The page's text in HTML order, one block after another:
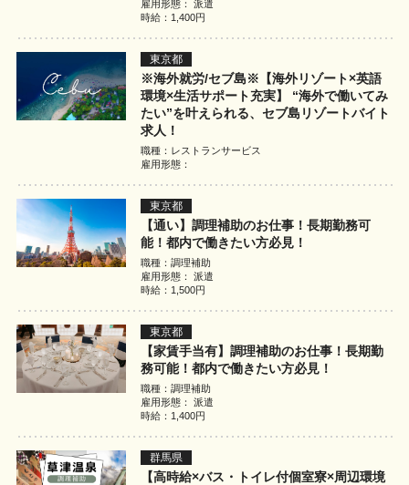
雇用形態： 派遣
時給：1,400円
東京都
※海外就労/セブ島※【海外リゾート×英語
環境×生活サポート充実】 “海外で働いてみ
たい”を叶えられる、セブ島リゾートバイト
求人！
職種：レストランサービス
雇用形態：
東京都
【通い】調理補助のお仕事！長期勤務可
能！都内で働きたい方必見！
職種：調理補助
雇用形態： 派遣
時給：1,500円
東京都
【家賃手当有】調理補助のお仕事！長期勤
務可能！都内で働きたい方必見！
職種：調理補助
雇用形態： 派遣
時給：1,400円
群馬県
【高時給×バス・トイレ付個室寮×周辺環境